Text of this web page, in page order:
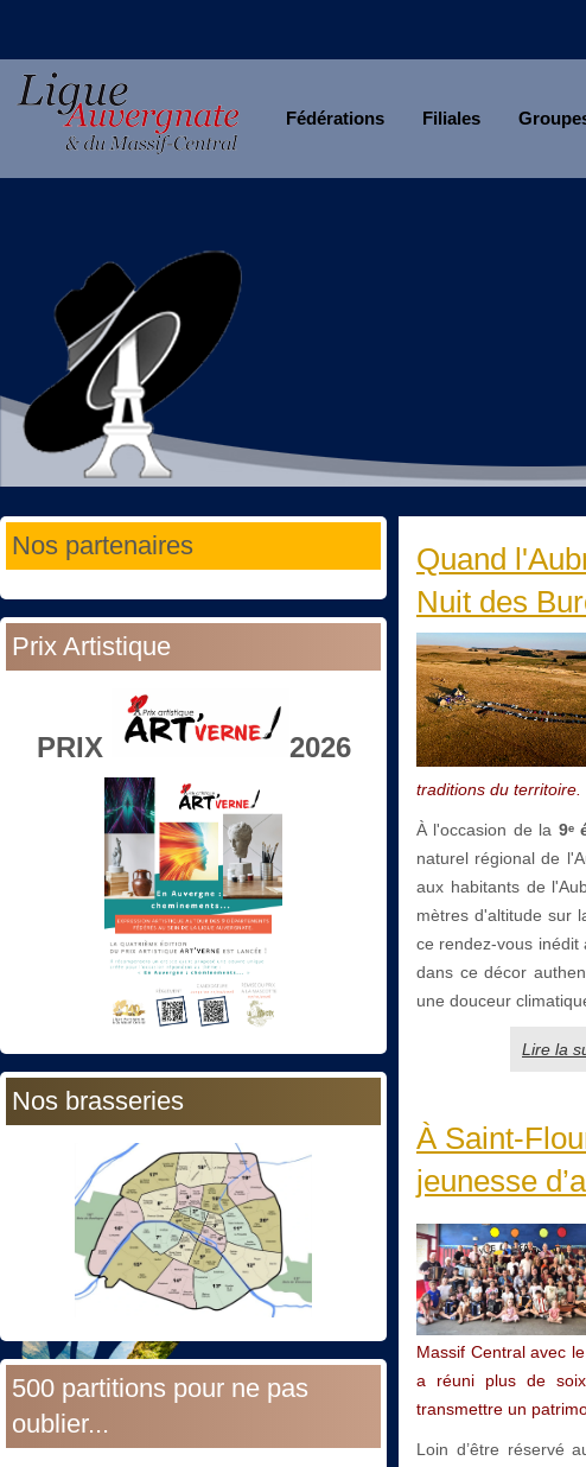
Fédérations Filiales
Nos partenaires
Prix Artistique
PRIX 2026
Nos brasseries
500 partitions pour ne pas
oublier...
Quand
Nuit des
traditions du territoire.
À l'occasion de la 9ᵉ
naturel régional de
aux habitants de
mètres d'altitude sur
ce rendez-vous inédit
dans ce décor
une douceur
Lire la
À Saint-
jeunesse
Massif Central avec
a réuni plus de
transmettre un
Loin d’être réservé